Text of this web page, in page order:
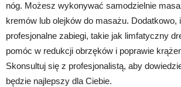
nóg. Możesz wykonywać samodzielnie
kremów lub olejków do masażu. Dodatkowo,
profesjonalne zabiegi, takie jak limfatyczny
pomóc w redukcji obrzęków i poprawie
Skonsultuj się z profesjonalistą, aby
będzie najlepszy dla Ciebie.